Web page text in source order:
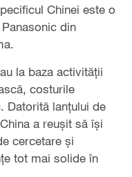
Chinei este o
din
la baza activității
costurile
Datorită lanțului de
a reușit să își
cercetare și
tot mai solide în